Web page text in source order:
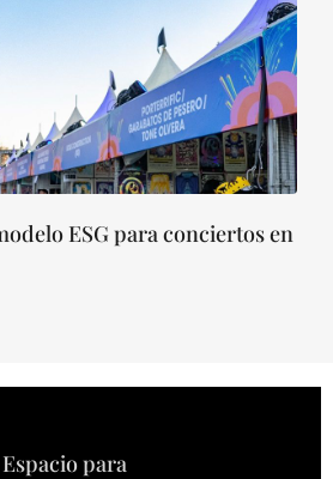
ESG para conciertos en
Espacio para